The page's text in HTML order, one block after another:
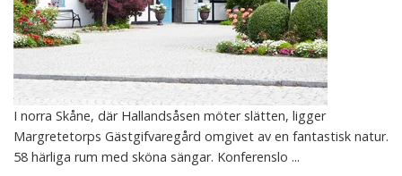
I norra Skåne, där Hallandsåsen möter slätten, ligger
Margretetorps Gästgifvaregård omgivet av en fantastisk natur.
58 härliga rum med sköna sängar. Konferenslo ...